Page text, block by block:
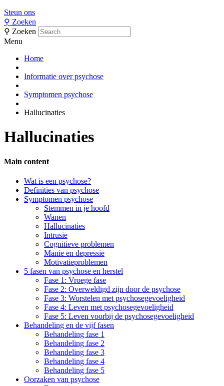
Steun ons
⚲ Zoeken
⚲ Zoeken
Menu
Home
Informatie over psychose
Symptomen psychose
Hallucinaties
Hallucinaties
Main content
Side
Navigation
Wat is een psychose?
Definities van psychose
Symptomen psychose
Stemmen in je hoofd
Wanen
Hallucinaties
Intrusie
Cognitieve problemen
Manie en depressie
Motivatieproblemen
5 fasen van psychose en herstel
Fase 1: Vroege fase
Fase 2: Overweldigd zijn door de psychose
Fase 3: Worstelen met psychosegevoeligheid
Fase 4: Leven met psychosegevoeligheid
Fase 5: Leven voorbij de psychosegevoeligheid
Behandeling en de vijf fasen
Behandeling fase 1
Behandeling fase 2
Behandeling fase 3
Behandeling fase 4
Behandeling fase 5
Oorzaken van psychose